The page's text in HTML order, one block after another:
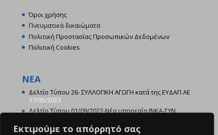
Εκτιμούμε το απόρρητό σας
Όροι χρήσης
Πνευματικά δικαιώματα
Πολιτική Προστασίας Προσωπικών Δεδομένων
Πολιτική Cookies
ΝΕΑ
Δελτίο Τύπου 26- ΣΥΛΛΟΓΙΚΗ ΑΓΩΓΗ κατά της ΕΥΔΑΠ ΑΕ
17/05/2023
Δελτίο Τύπου 01/09/2022-Νέα υπηρεσία ΙΝΚΑ-ΣΥΝ
ΔΕΛΤΙΟ ΤΥΠΟΥ- Ενημέρωση Υπερχρεωμένων